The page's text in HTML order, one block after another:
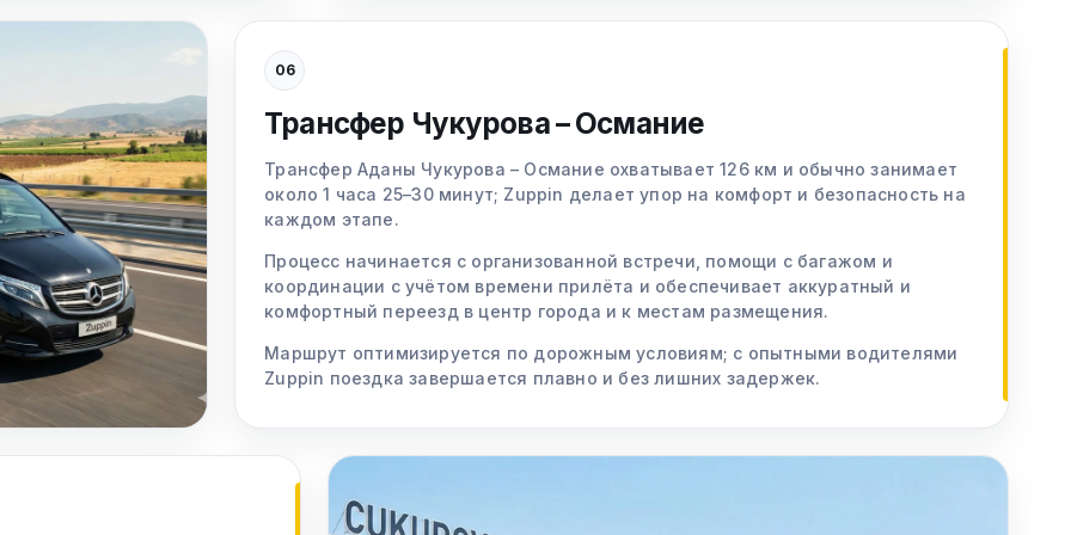
06
Трансфер Чукурова – Османие
Трансфер Аданы Чукурова – Османие охватывает 126 км и обычно занимает
около 1 часа 25–30 минут; Zuppin делает упор на комфорт и безопасность на
каждом этапе.
Процесс начинается с организованной встречи, помощи с багажом и
координации с учётом времени прилёта и обеспечивает аккуратный и
комфортный переезд в центр города и к местам размещения.
Маршрут оптимизируется по дорожным условиям; с опытными водителями
Zuppin поездка завершается плавно и без лишних задержек.